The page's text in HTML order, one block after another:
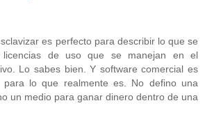
es perfecto para describir lo que se
de uso que se manejan en el
Lo sabes bien. Y software comercial es
para lo que realmente es. No defino una
un medio para ganar dinero dentro de una